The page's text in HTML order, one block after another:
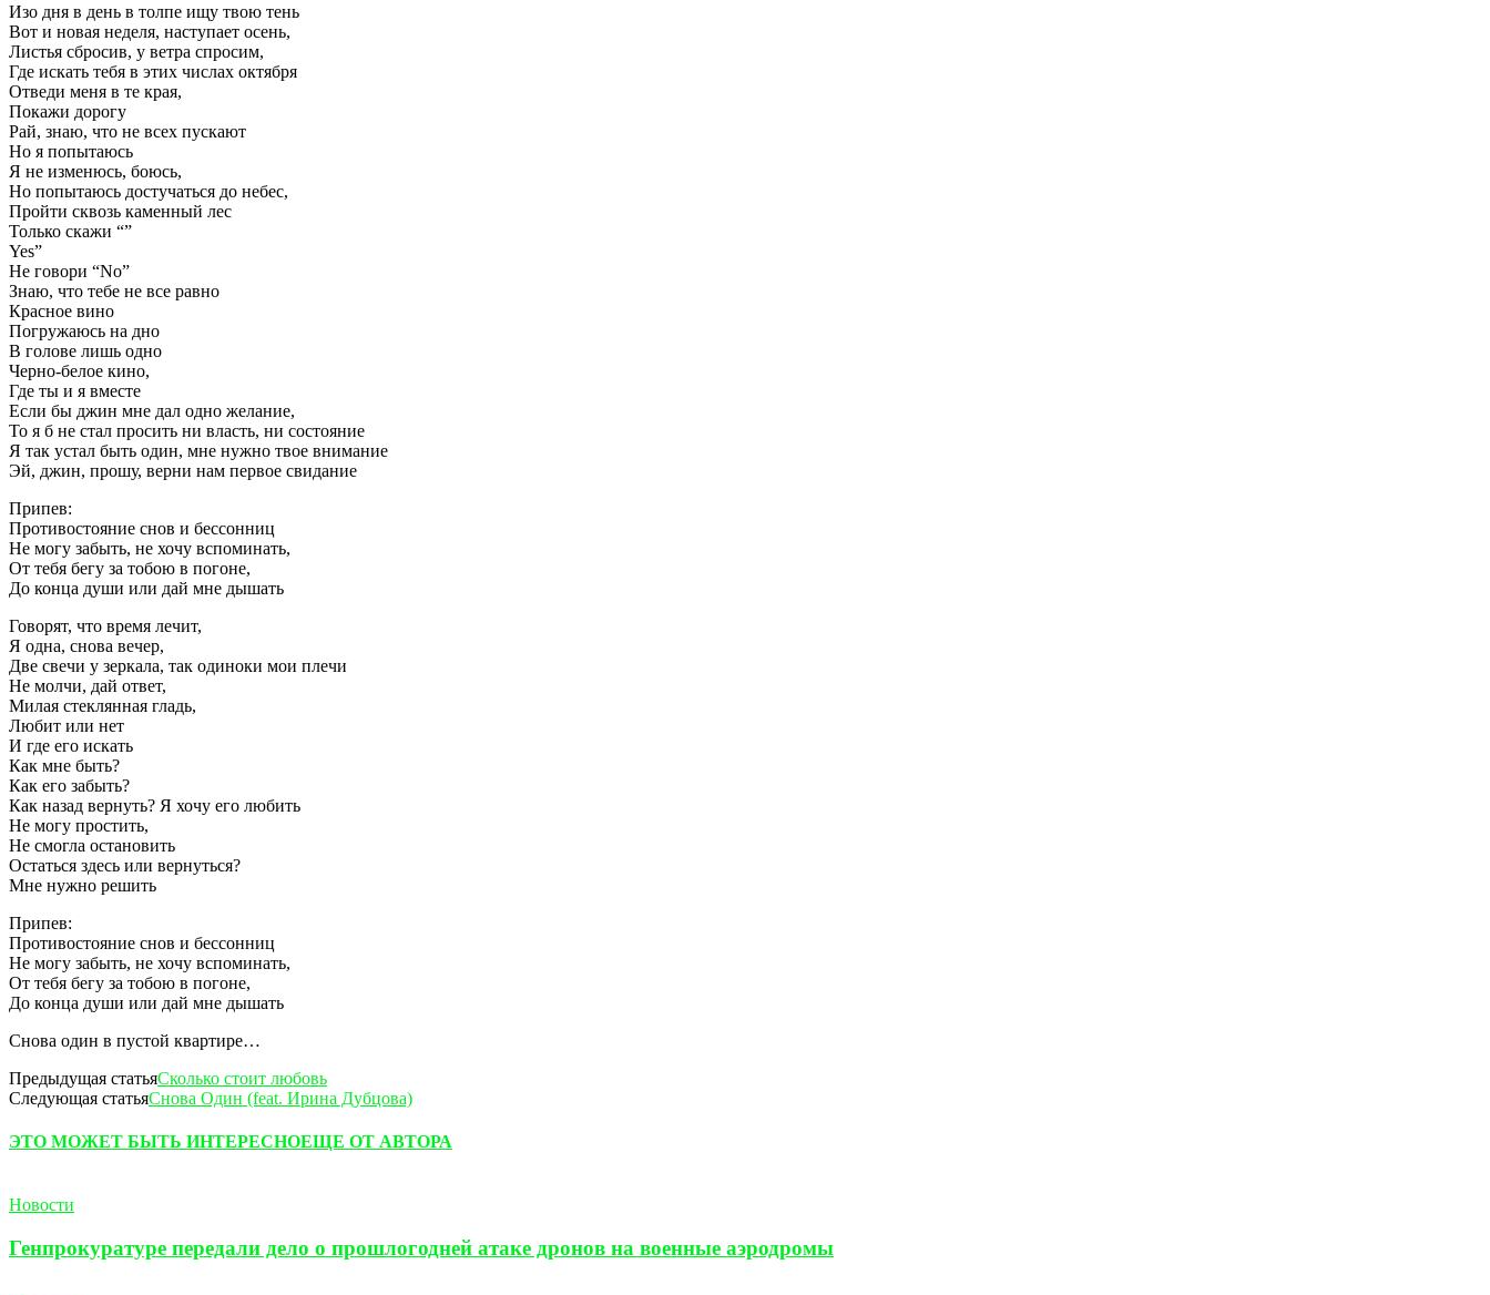
Изо дня в день в толпе ищу твою тень
Вот и новая неделя, наступает осень,
Листья сбросив, у ветра спросим,
Где искать тебя в этих числах октября
Отведи меня в те края,
Покажи дорогу
Рай, знаю, что не всех пускают
Но я попытаюсь
Я не изменюсь, боюсь,
Но попытаюсь достучаться до небес,
Пройти сквозь каменный лес
Только скажи “”
Yes”
Не говори “No”
Знаю, что тебе не все равно
Красное вино
Погружаюсь на дно
В голове лишь одно
Черно-белое кино,
Где ты и я вместе
Если бы джин мне дал одно желание,
То я б не стал просить ни власть, ни состояние
Я так устал быть один, мне нужно твое внимание
Эй, джин, прошу, верни нам первое свидание
Припев:
Противостояние снов и бессонниц
Не могу забыть, не хочу вспоминать,
От тебя бегу за тобою в погоне,
До конца души или дай мне дышать
Говорят, что время лечит,
Я одна, снова вечер,
Две свечи у зеркала, так одиноки мои плечи
Не молчи, дай ответ,
Милая стеклянная гладь,
Любит или нет
И где его искать
Как мне быть?
Как его забыть?
Как назад вернуть? Я хочу его любить
Не могу простить,
Не смогла остановить
Остаться здесь или вернуться?
Мне нужно решить
Припев:
Противостояние снов и бессонниц
Не могу забыть, не хочу вспоминать,
От тебя бегу за тобою в погоне,
До конца души или дай мне дышать
Снова один в пустой квартире…
Предыдущая статьяСколько стоит любовь
Следующая статьяСнова Один (feat. Ирина Дубцова)
ЭТО МОЖЕТ БЫТЬ ИНТЕРЕСНОЕЩЕ ОТ АВТОРА
Новости
Генпрокуратуре передали дело о прошлогодней атаке дронов на военные аэродромы